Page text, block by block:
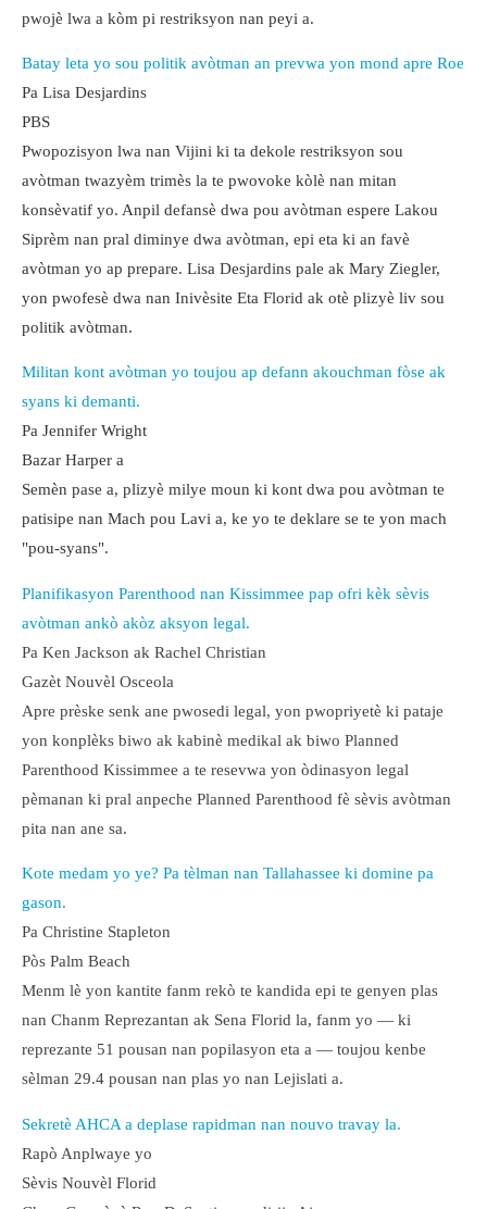
pwojè lwa a kòm pi restriksyon nan peyi a.
Batay leta yo sou politik avòtman an prevwa yon mond apre Roe
Pa Lisa Desjardins
PBS
Pwopozisyon lwa nan Vijini ki ta dekole restriksyon sou
avòtman twazyèm trimès la te pwovoke kòlè nan mitan
konsèvatif yo. Anpil defansè dwa pou avòtman espere Lakou
Siprèm nan pral diminye dwa avòtman, epi eta ki an favè
avòtman yo ap prepare. Lisa Desjardins pale ak Mary Ziegler,
yon pwofesè dwa nan Inivèsite Eta Florid ak otè plizyè liv sou
politik avòtman.
Militan kont avòtman yo toujou ap defann akouchman fòse ak
syans ki demanti.
Pa Jennifer Wright
Bazar Harper a
Semèn pase a, plizyè milye moun ki kont dwa pou avòtman te
patisipe nan Mach pou Lavi a, ke yo te deklare se te yon mach
"pou-syans".
Planifikasyon Parenthood nan Kissimmee pap ofri kèk sèvis
avòtman ankò akòz aksyon legal.
Pa Ken Jackson ak Rachel Christian
Gazèt Nouvèl Osceola
Apre prèske senk ane pwosedi legal, yon pwopriyetè ki pataje
yon konplèks biwo ak kabinè medikal ak biwo Planned
Parenthood Kissimmee a te resevwa yon òdinasyon legal
pèmanan ki pral anpeche Planned Parenthood fè sèvis avòtman
pita nan ane sa.
Kote medam yo ye? Pa tèlman nan Tallahassee ki domine pa
gason.
Pa Christine Stapleton
Pòs Palm Beach
Menm lè yon kantite fanm rekò te kandida epi te genyen plas
nan Chanm Reprezantan ak Sena Florid la, fanm yo — ki
reprezante 51 pousan nan popilasyon eta a — toujou kenbe
sèlman 29.4 pousan nan plas yo nan Lejislati a.
Sekretè AHCA a deplase rapidman nan nouvo travay la.
Rapò Anplwaye yo
Sèvis Nouvèl Florid